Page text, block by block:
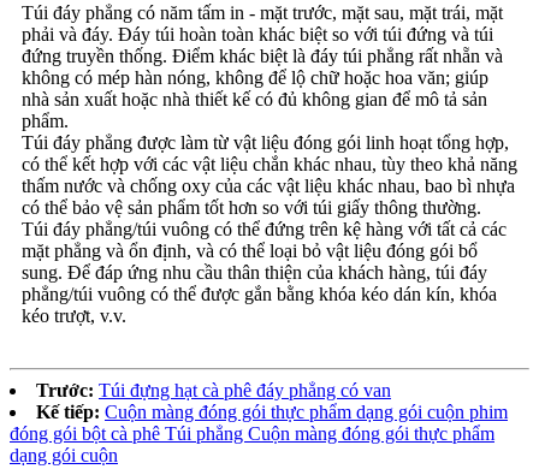
Túi đáy phẳng có năm tấm in - mặt trước, mặt sau, mặt trái, mặt
phải và đáy. Đáy túi hoàn toàn khác biệt so với túi đứng và túi
đứng truyền thống. Điểm khác biệt là đáy túi phẳng rất nhẵn và
không có mép hàn nóng, không để lộ chữ hoặc hoa văn; giúp
nhà sản xuất hoặc nhà thiết kế có đủ không gian để mô tả sản
phẩm.
Túi đáy phẳng được làm từ vật liệu đóng gói linh hoạt tổng hợp,
có thể kết hợp với các vật liệu chắn khác nhau, tùy theo khả năng
thấm nước và chống oxy của các vật liệu khác nhau, bao bì nhựa
có thể bảo vệ sản phẩm tốt hơn so với túi giấy thông thường.
Túi đáy phẳng/túi vuông có thể đứng trên kệ hàng với tất cả các
mặt phẳng và ổn định, và có thể loại bỏ vật liệu đóng gói bổ
sung. Để đáp ứng nhu cầu thân thiện của khách hàng, túi đáy
phẳng/túi vuông có thể được gắn bằng khóa kéo dán kín, khóa
kéo trượt, v.v.
Trước: Túi đựng hạt cà phê đáy phẳng có van
Kế tiếp: Cuộn màng đóng gói thực phẩm dạng gói cuộn phim
đóng gói bột cà phê Túi phẳng Cuộn màng đóng gói thực phẩm
dạng gói cuộn